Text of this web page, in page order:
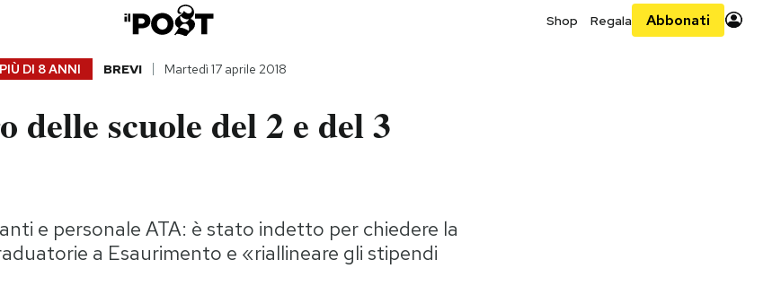
Shop Regala Abbonati
DI 8 ANNI BREVI Martedì 17 aprile 2018
delle scuole del 2 e del 3
e personale ATA: è stato indetto per chiedere la
a Esaurimento e «riallineare gli stipendi